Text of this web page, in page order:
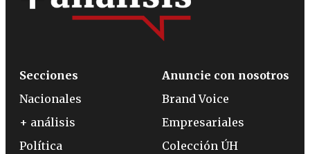
Secciones
Nacionales
+ análisis
Política
Anuncie con nosotros
Brand Voice
Empresariales
Colección ÚH